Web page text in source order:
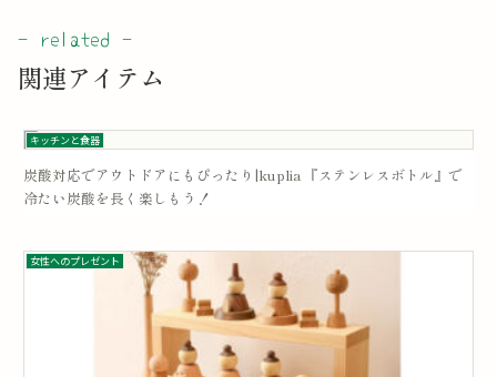
関連アイテム
キッチンと食器
炭酸対応でアウトドアにもぴったり|kuplia 『ステンレスボトル』で
冷たい炭酸を長く楽しもう！
女性へのプレゼント